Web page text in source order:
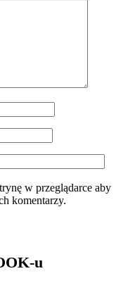
w przeglądarce aby
komentarzy.
u